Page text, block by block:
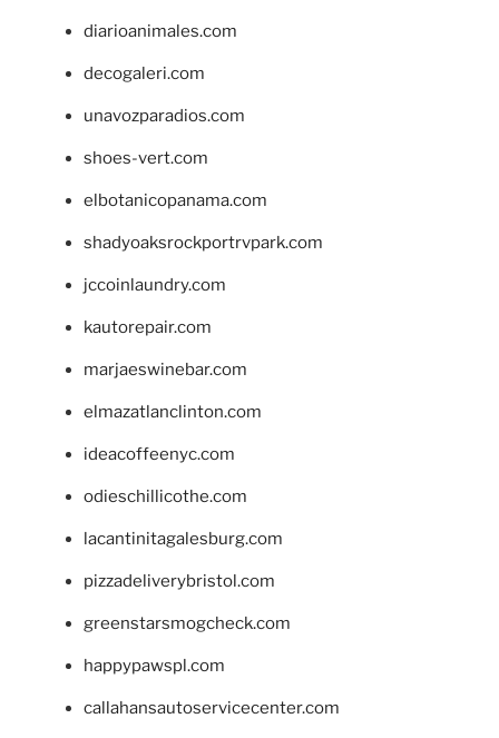
diarioanimales.com
decogaleri.com
unavozparadios.com
shoes-vert.com
elbotanicopanama.com
shadyoaksrockportrvpark.com
jccoinlaundry.com
kautorepair.com
marjaeswinebar.com
elmazatlanclinton.com
ideacoffeenyc.com
odieschillicothe.com
lacantinitagalesburg.com
pizzadeliverybristol.com
greenstarsmogcheck.com
happypawspl.com
callahansautoservicecenter.com